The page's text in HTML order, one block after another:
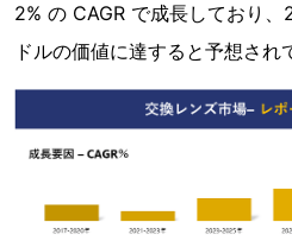
2% の CAGR で成長しており
ドルの価値に達すると予想され